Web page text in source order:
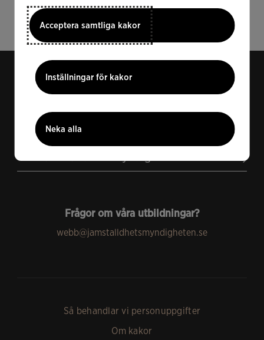
Acceptera samtliga kakor
Inställningar för kakor
Neka alla
Om Jämställdhetsmyndigheten
Frågor om våra utbildningar?
webb@jamstalldhetsmyndigheten.se
Så behandlar vi personuppgifter
Om kakor